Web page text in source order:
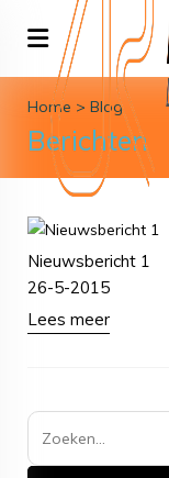
Home > Blog
Berichten
Nieuwsbericht 1
26-5-2015
Lees meer